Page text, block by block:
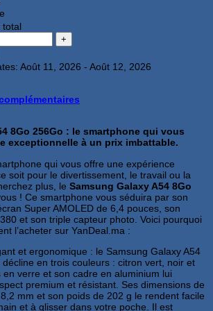
total
Août 11, 2026 - Août 12, 2026
8Go 256Go : le smartphone qui vous
exceptionnelle à un prix imbattable.
qui vous offre une expérience
soit pour le divertissement, le travail ou la
plus, le Samsung Galaxy A54 8Go
! Ce smartphone vous séduira par son
Super AMOLED de 6,4 pouces, son
et son triple capteur photo. Voici pourquoi
l’acheter sur YanDeal.ma :
et ergonomique : le Samsung Galaxy A54
en trois couleurs : citron vert, noir et
en verre et son cadre en aluminium lui
premium et résistant. Ses dimensions de
mm et son poids de 202 g le rendent facile
et à glisser dans votre poche. Il est